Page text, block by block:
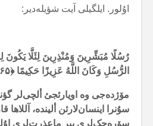
اۇلور. ایلگیلی آیت شؤیلەدیر:
رُسُلًا مُبَشِّرِينَ وَمُنْذِرِينَ لِئَلَّا يَكُونَ
الرُّسُلِ وَكَانَ اللَّهُ عَزِيزًا حَكِيمًا ﴿۱۶۵﴾ (سورة النساء)
مۆژدەجی وە اویارئجئ ألچی‌لر
سۇنرا اینسان‌لارئن ألیندە، آللاها
سۆرەجک‌لری بیر ماعذرت‌لری